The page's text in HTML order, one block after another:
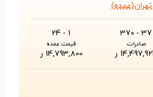
تهران(عمده)
37 - 370
صادرات
ر
1 - 24
قیمت عمده
14,793,800 ر